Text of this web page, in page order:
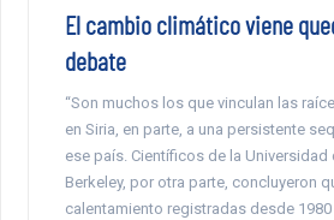
El cambio climático viene
debate
“Son muchos los que vinculan las
en Siria, en parte, a una persistente
ese país. Científicos de la Universidad
Berkeley, por otra parte, concluyeron
calentamiento registradas desde